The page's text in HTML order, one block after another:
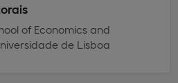
of Economics and
de Lisboa